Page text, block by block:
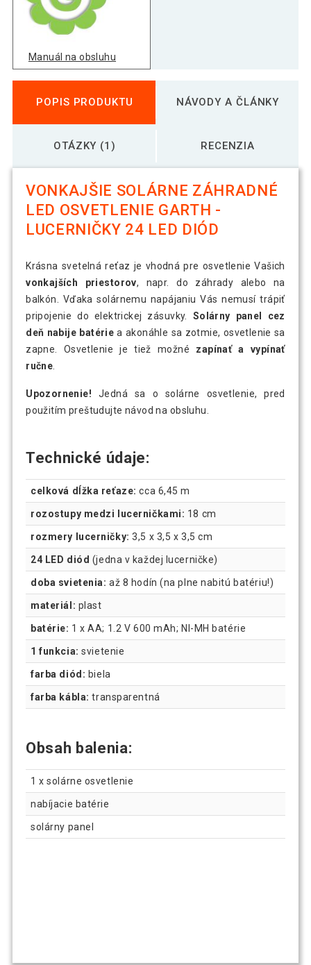
Manuál na obsluhu
POPIS PRODUKTU NÁVODY A ČLÁNKY
OTÁZKY (1) RECENZIA
VONKAJŠIE SOLÁRNE ZÁHRADNÉ
LED OSVETLENIE GARTH -
LUCERNIČKY 24 LED DIÓD
Krásna svetelná reťaz je vhodná pre osvetlenie Vašich
vonkajších priestorov, napr. do záhrady alebo na
balkón. Vďaka solárnemu napájaniu Vás nemusí trápiť
pripojenie do elektrickej zásuvky. Solárny panel cez
deň nabije batérie a akonáhle sa zotmie, osvetlenie sa
zapne. Osvetlenie je tiež možné zapínať a vypínať
ručne
Upozornenie! Jedná sa o solárne osvetlenie, pred
použitím preštudujte návod na obsluhu.
Technické údaje:
celková dĺžka reťaze: cca 6,45 m
rozostupy medzi lucerničkami: 18 cm
rozmery lucerničky: 3,5 x 3,5 x 3,5 cm
24 LED diód (jedna v každej lucerničke)
doba svietenia: až 8 hodín (na plne nabitú batériu!)
materiál: plast
batérie: 1 x AA; 1.2 V 600 mAh; NI-MH batérie
1 funkcia: svietenie
farba diód: biela
farba kábla: transparentná
Obsah balenia:
1 x solárne osvetlenie
nabíjacie batérie
solárny panel